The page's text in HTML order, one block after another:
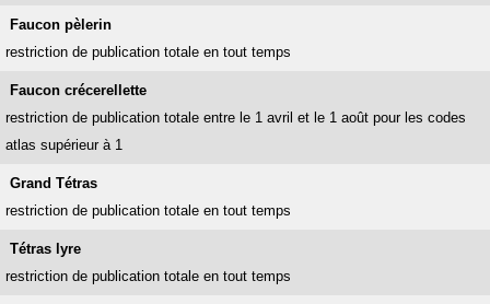
Faucon pèlerin
restriction de publication totale en tout temps
Faucon crécerellette
restriction de publication totale entre le 1 avril et le 1 août pour les codes
atlas supérieur à 1
Grand Tétras
restriction de publication totale en tout temps
Tétras lyre
restriction de publication totale en tout temps